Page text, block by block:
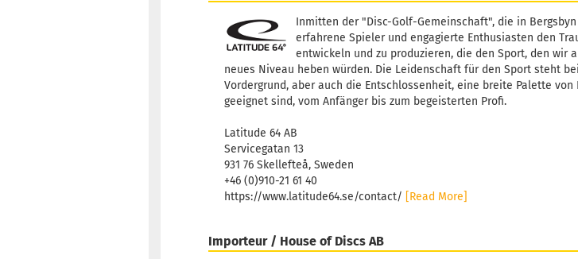
Inmitten der "Disc-Golf-Gemeinschaft", die in
erfahrene Spieler und engagierte Enthusiasten den
entwickeln und zu produzieren, die den Sport, den wir
neues Niveau heben würden. Die Leidenschaft für den Sport steht
Vordergrund, aber auch die Entschlossenheit, eine breite Palette
geeignet sind, vom Anfänger bis zum begeisterten Profi.
Latitude 64 AB
Servicegatan 13
931 76 Skellefteå, Sweden
+46 (0)910-21 61 40
https://www.latitude64.se/contact/ [Read More]
Importeur / House of Discs AB